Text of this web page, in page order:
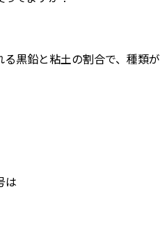
黒鉛と粘土の割合で、種類が
は